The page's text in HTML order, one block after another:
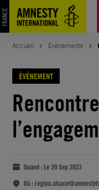
Accueil Évènements
ÉVÈNEMENT
Quand : Le 20 Sep 2023
Où :